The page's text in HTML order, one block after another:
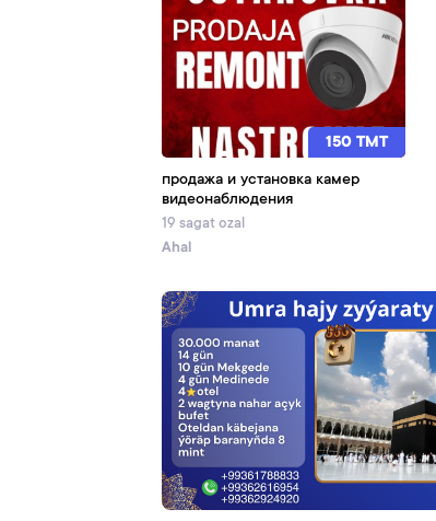
150 TMT
продажа и установка камер
видеонаблюдения
19 sagat ozal
Ahal